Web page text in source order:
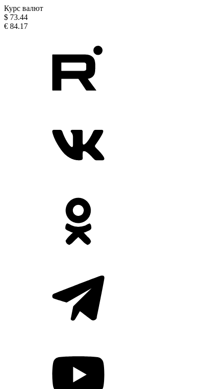
Курс валют
$ 73.44
€ 84.17